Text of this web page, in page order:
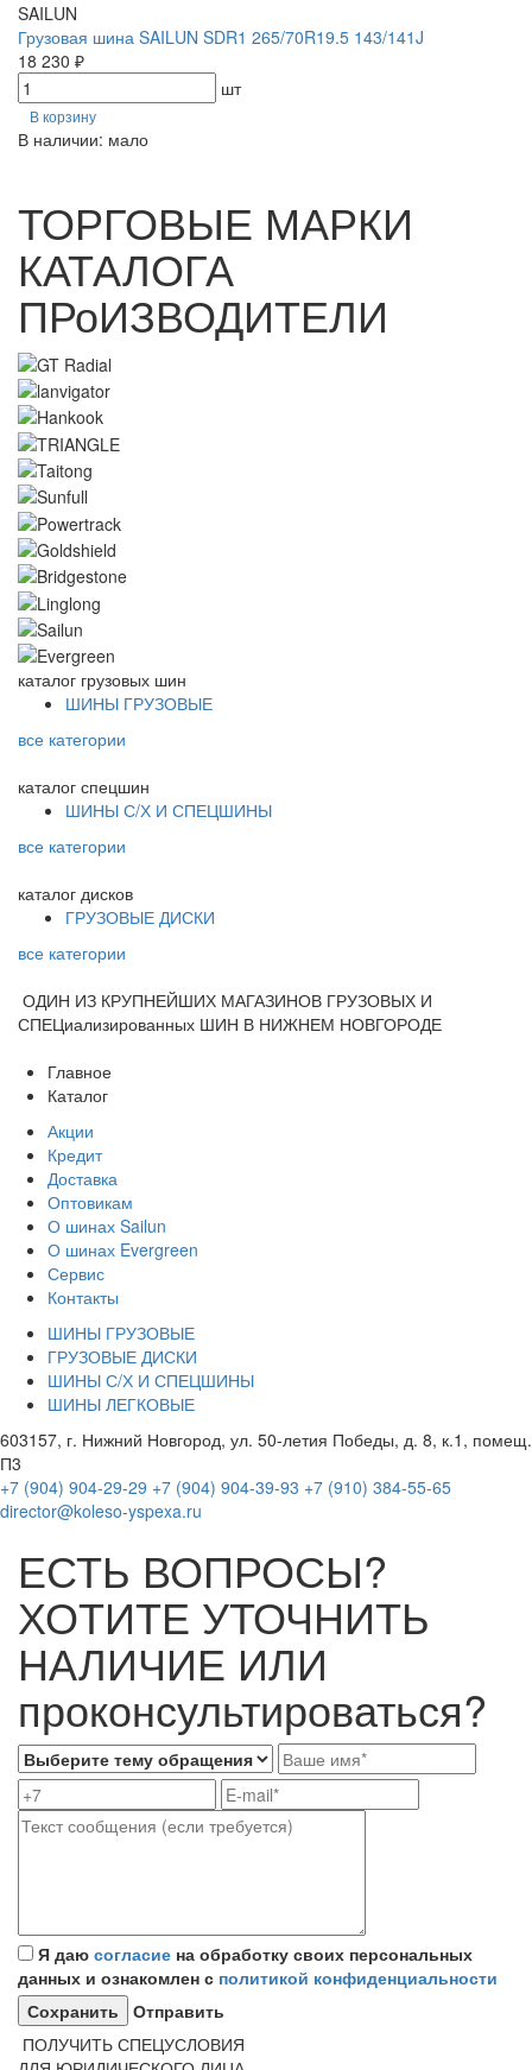
SAILUN
Грузовая шина SAILUN SDR1 265/70R19.5 143/141J
18 230 ₽
шт
В корзину
В наличии: мало
ТОРГОВЫЕ МАРКИ
КАТАЛОГА
ПРоИЗВОДИТЕЛИ
каталог грузовых шин
ШИНЫ ГРУЗОВЫЕ
все категории
каталог спецшин
ШИНЫ С/Х И СПЕЦШИНЫ
все категории
каталог дисков
ГРУЗОВЫЕ ДИСКИ
все категории
ОДИН ИЗ КРУПНЕЙШИХ МАГАЗИНОВ ГРУЗОВЫХ И
СПЕЦиализированных ШИН В НИЖНЕМ НОВГОРОДЕ
Главное
Каталог
Акции
Кредит
Доставка
Оптовикам
О шинах Sailun
О шинах Evergreen
Сервис
Контакты
ШИНЫ ГРУЗОВЫЕ
ГРУЗОВЫЕ ДИСКИ
ШИНЫ С/Х И СПЕЦШИНЫ
ШИНЫ ЛЕГКОВЫЕ
603157, г. Нижний Новгород, ул. 50-летия Победы, д. 8, к.1, помещ.
П3
+7 (904) 904-29-29 +7 (904) 904-39-93 +7 (910) 384-55-65
director@koleso-yspexa.ru
ЕСТЬ ВОПРОСЫ?
ХОТИТЕ УТОЧНИТЬ
НАЛИЧИЕ ИЛИ
проконсультироваться?
Я даю согласие на обработку своих персональных
данных и ознакомлен с политикой конфиденциальности
Отправить
ПОЛУЧИТЬ СПЕЦУСЛОВИЯ